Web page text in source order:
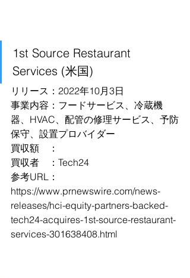
1st Source Restaurant
Services (米国)
リリース：2022年10月3日
事業内容：フードサービス、冷蔵機
器、HVAC、配管の修理サービス、予防
保守、設置プロバイダー
買収額　：
買収者　：Tech24
参考URL：
https://www.prnewswire.com/news-
releases/hci-equity-partners-backed-
tech24-acquires-1st-source-restaurant-
services-301638408.html